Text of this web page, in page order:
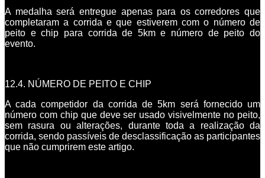
A medalha será entregue apenas para os corredores que
completaram a corrida e que estiverem com o número de
peito e chip para corrida de 5km e número de peito do
evento.
12.4. NÚMERO DE PEITO E CHIP
A cada competidor da corrida de 5km será fornecido um
número com chip que deve ser usado visivelmente no peito,
sem rasura ou alterações, durante toda a realização da
corrida, sendo passíveis de desclassificação as participantes
que não cumprirem este artigo.